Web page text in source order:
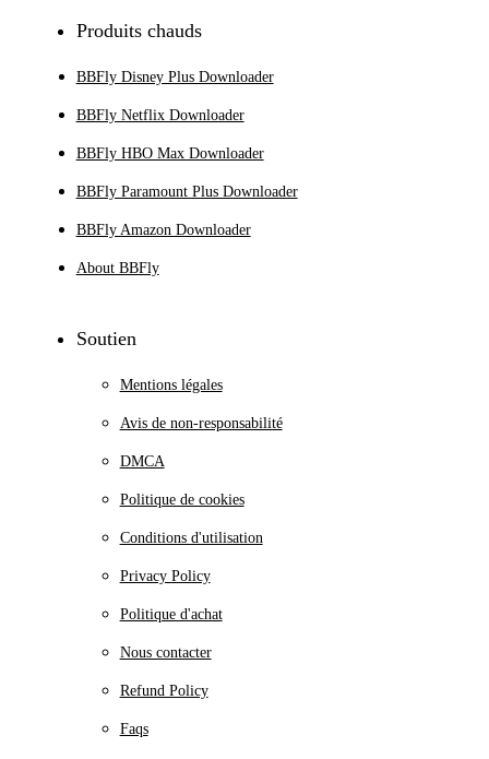
Produits chauds
BBFly Disney Plus Downloader
BBFly Netflix Downloader
BBFly HBO Max Downloader
BBFly Paramount Plus Downloader
BBFly Amazon Downloader
About BBFly
Soutien
Mentions légales
Avis de non-responsabilité
DMCA
Politique de cookies
Conditions d'utilisation
Privacy Policy
Politique d'achat
Nous contacter
Refund Policy
Faqs